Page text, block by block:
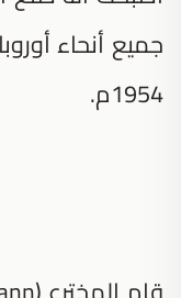
جميع أنحاء
1954م.